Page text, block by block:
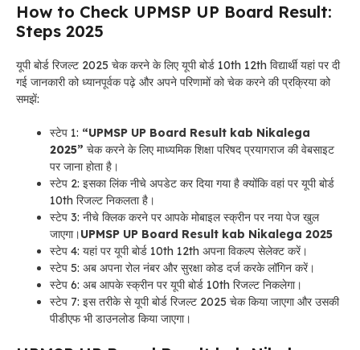
How to Check UPMSP UP Board Result:
Steps 2025
यूपी बोर्ड रिजल्ट 2025 चेक करने के लिए यूपी बोर्ड 10th 12th विद्यार्थी यहां पर दी
गई जानकारी को ध्यानपूर्वक पढ़े और अपने परिणामों को चेक करने की प्रक्रिया को
समझें:
स्टेप 1: “UPMSP UP Board Result kab Nikalega
2025” चेक करने के लिए माध्यमिक शिक्षा परिषद प्रयागराज की वेबसाइट
पर जाना होता है।
स्टेप 2: इसका लिंक नीचे अपडेट कर दिया गया है क्योंकि वहां पर यूपी बोर्ड
10th रिजल्ट निकलता है।
स्टेप 3: नीचे क्लिक करने पर आपके मोबाइल स्क्रीन पर नया पेज खुल
जाएगा।UPMSP UP Board Result kab Nikalega 2025
स्टेप 4: यहां पर यूपी बोर्ड 10th 12th अपना विकल्प सेलेक्ट करें।
स्टेप 5: अब अपना रोल नंबर और सुरक्षा कोड दर्ज करके लॉगिन करें।
स्टेप 6: अब आपके स्क्रीन पर यूपी बोर्ड 10th रिजल्ट निकलेगा।
स्टेप 7: इस तरीके से यूपी बोर्ड रिजल्ट 2025 चेक किया जाएगा और उसकी
पीडीएफ भी डाउनलोड किया जाएगा।